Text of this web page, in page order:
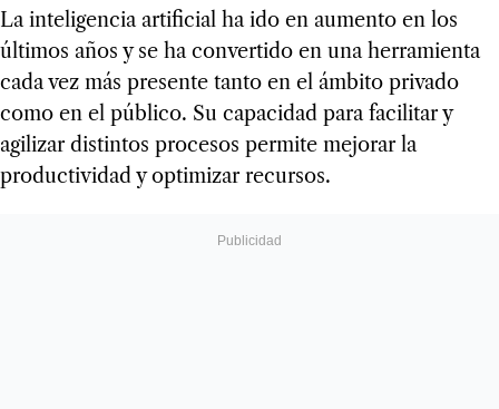
La inteligencia artificial ha ido en aumento en los
últimos años y se ha convertido en una herramienta
cada vez más presente tanto en el ámbito privado
como en el público. Su capacidad para facilitar y
agilizar distintos procesos permite mejorar la
productividad y optimizar recursos.